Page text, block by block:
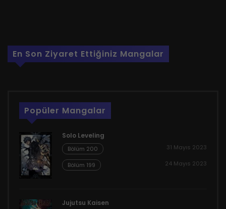
En Son Ziyaret Ettiğiniz Mangalar
Popüler Mangalar
Solo Leveling
Bölüm 200 31 Mayıs 2023
Bölüm 199 24 Mayıs 2023
Jujutsu Kaisen